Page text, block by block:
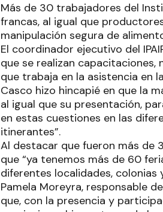
Más de 30 trabajadores del
francas, al igual que
manipulación segura de
El coordinador ejecutivo del
que se realizan
que trabaja en la asistencia en
Casco hizo hincapié en que la
al igual que su presentación,
en estas cuestiones en las
itinerantes”.
Al destacar que fueron más de
que “ya tenemos más de 60
diferentes localidades, colonias
Pamela Moreyra, responsable
que, con la presencia y